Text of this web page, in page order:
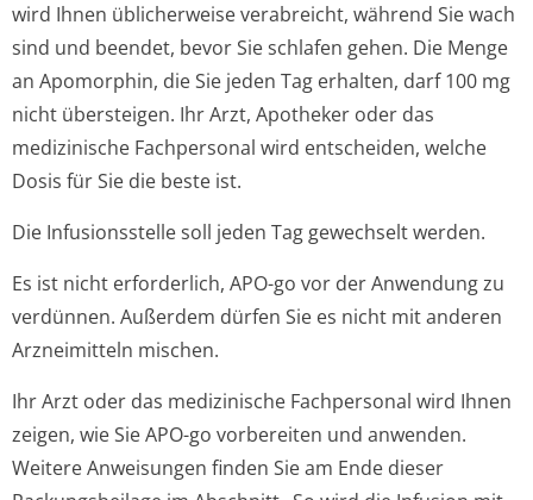
wird Ihnen üblicherweise verabreicht, während Sie wach
sind und beendet, bevor Sie schlafen gehen. Die Menge
an Apomorphin, die Sie jeden Tag erhalten, darf 100 mg
nicht übersteigen. Ihr Arzt, Apotheker oder das
medizinische Fachpersonal wird entscheiden, welche
Dosis für Sie die beste ist.
Die Infusionsstelle soll jeden Tag gewechselt werden.
Es ist nicht erforderlich, APO-go vor der Anwendung zu
verdünnen. Außerdem dürfen Sie es nicht mit anderen
Arzneimitteln mischen.
Ihr Arzt oder das medizinische Fachpersonal wird Ihnen
zeigen, wie Sie APO-go vorbereiten und anwenden.
Weitere Anweisungen finden Sie am Ende dieser